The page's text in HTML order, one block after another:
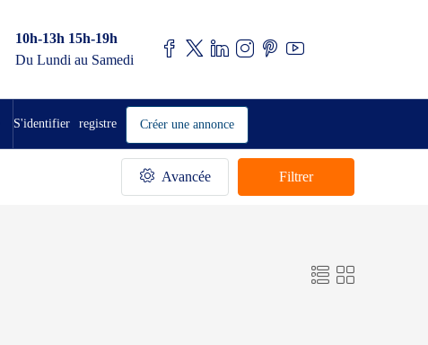
10h-13h 15h-19h
Du Lundi au Samedi
S'identifier registre Créer une annonce
Avancée Filtrer